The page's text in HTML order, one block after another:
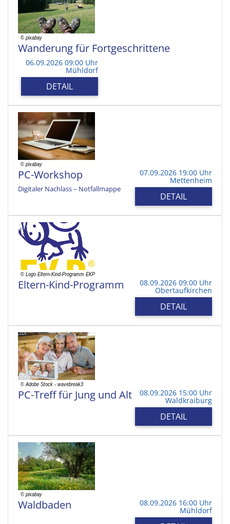
Wanderung für Fortgeschrittene
06.09.2026 09:00 Uhr
Mühldorf
DETAIL
PC-Workshop
Digitaler Nachlass – Notfallmappe
07.09.2026 19:00 Uhr
Mettenheim
DETAIL
Eltern-Kind-Programm 08.09.2026 09:00 Uhr
Obertaufkirchen
DETAIL
PC-Treff für Jung und Alt 08.09.2026 15:00 Uhr
Waldkraiburg
DETAIL
Waldbaden 08.09.2026 16:00 Uhr
Mühldorf